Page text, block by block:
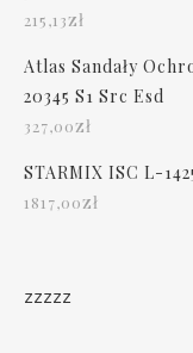
215,13zł
Atlas Sandały
20345 S1 Src Esd
327,00zł
STARMIX ISC L-
1817,00zł
zzzzz